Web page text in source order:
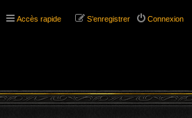
Accès rapide Connexion
S’enregistrer